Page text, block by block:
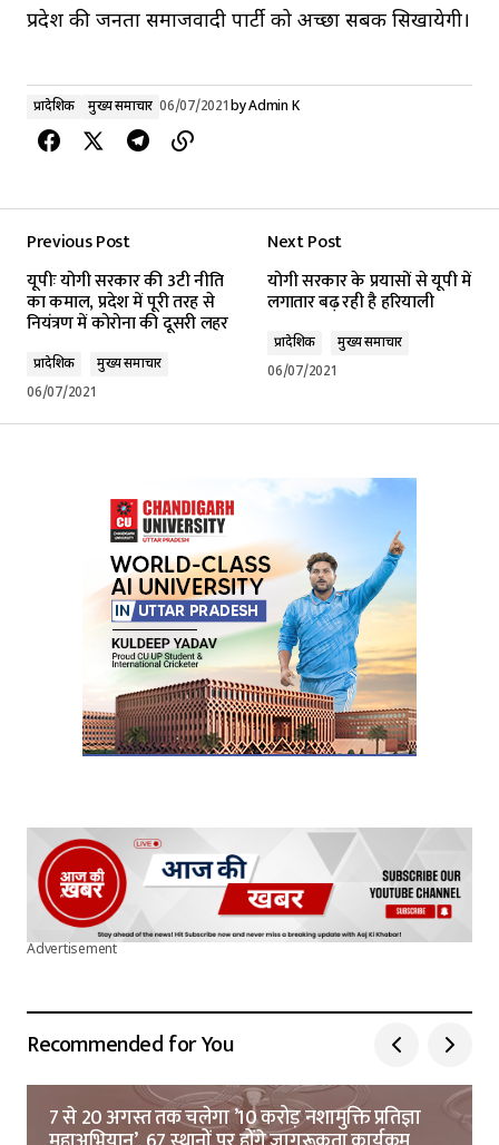
प्रदेश की जनता समाजवादी पार्टी को अच्छा सबक सिखायेगी।
प्रादेशिक मुख्य समाचार 06/07/2021byAdmin K
Previous Post
यूपीः योगी सरकार की 3टी नीति
का कमाल, प्रदेश में पूरी तरह से
नियंत्रण में कोरोना की दूसरी लहर
प्रादेशिक
मुख्य समाचार
06/07/2021
Next Post
योगी सरकार के प्रयासों से यूपी में
लगातार बढ़ रही है हरियाली
प्रादेशिक
मुख्य समाचार
06/07/2021
Advertisement
Recommended for You
7 से 20 अगस्त तक चलेगा ’10 करोड़ नशामुक्ति प्रतिज्ञा